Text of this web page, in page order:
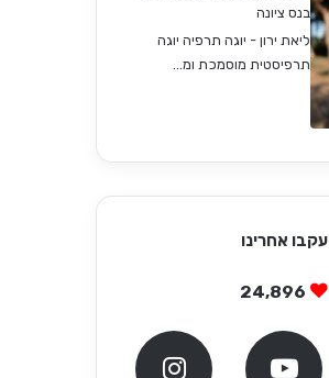
בנס ציונה
ליאת ירון - יוגה תרפיה יוגה
תרפיסטית מוסמכת ומ...
עקבו אחרינו
24,896